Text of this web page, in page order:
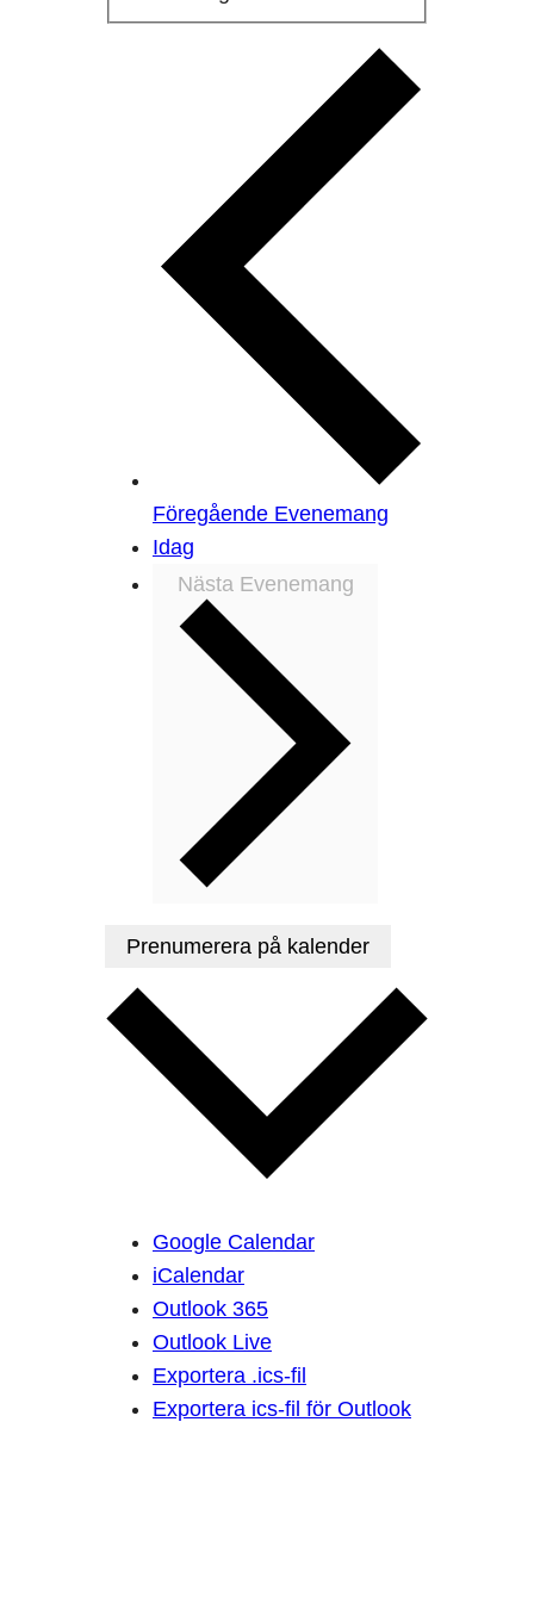
Föregående Evenemang
Idag
Nästa Evenemang
Prenumerera på kalender
Google Calendar
iCalendar
Outlook 365
Outlook Live
Exportera .ics-fil
Exportera ics-fil för Outlook